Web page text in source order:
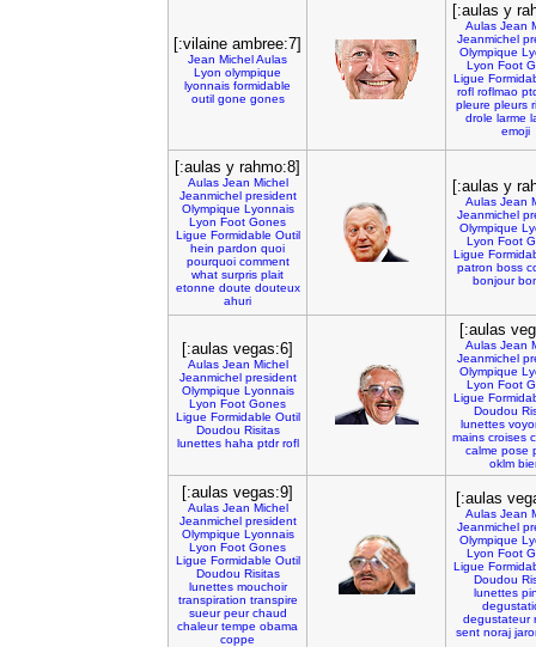
[:vilaine ambree:7]
Jean MichelAulas
Lyon olympique
lyonnais formidable
outil gone gones
[:aulas y
Aulas Jean
Jeanmichel
Olympique
Lyon Foot
Ligue
rofl roflmao
pleure pleurs
drole larme
emoji
[:aulas y rahmo:8]
Aulas Jean Michel
Jeanmichel president
Olympique Lyonnais
Lyon Foot Gones
Ligue Formidable Outil
hein pardon quoi
pourquoi comment
what surpris plait
etonne doute douteux
ahuri
[:aulas y
Aulas Jean
Jeanmichel
Olympique
Lyon Foot
Ligue
patron boss
bonjour
[:aulas vegas:6]
Aulas Jean Michel
Jeanmichel president
Olympique Lyonnais
Lyon Foot Gones
Ligue Formidable Outil
Doudou Risitas
lunettes haha ptdr rofl
[:aulas
Aulas Jean
Jeanmichel
Olympique
Lyon Foot
Ligue
Doudou
lunettes
mains croises
calme pose
oklm
[:aulas vegas:9]
Aulas Jean Michel
Jeanmichel president
Olympique Lyonnais
Lyon Foot Gones
Ligue Formidable Outil
Doudou Risitas
lunettes mouchoir
transpiration transpire
sueur peur chaud
chaleur tempe obama
coppe
[:aulas
Aulas Jean
Jeanmichel
Olympique
Lyon Foot
Ligue
Doudou
lunettes
degustateur
sent noraj